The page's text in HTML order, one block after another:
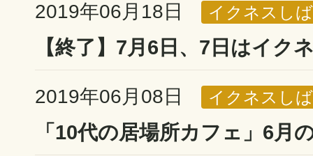
2019年06月18日 イクネスし
【終了】7月6日、7日はイク
2019年06月08日 イクネスし
「10代の居場所カフェ」6月